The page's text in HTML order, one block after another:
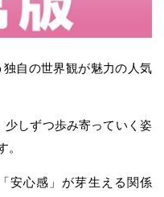
自の世界観が魅力の人気
少しずつ歩み寄っていく姿
。
安心感」が芽生える関係